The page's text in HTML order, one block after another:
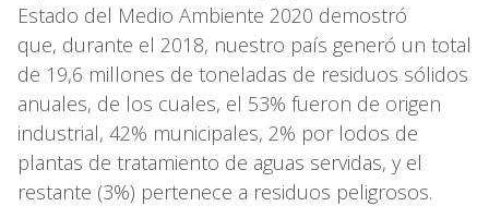
Estado del Medio Ambiente 2020 demostró
que, durante el 2018, nuestro país generó un total
de 19,6 millones de toneladas de residuos sólidos
anuales, de los cuales, el 53% fueron de origen
industrial, 42% municipales, 2% por lodos de
plantas de tratamiento de aguas servidas, y el
restante (3%) pertenece a residuos peligrosos.